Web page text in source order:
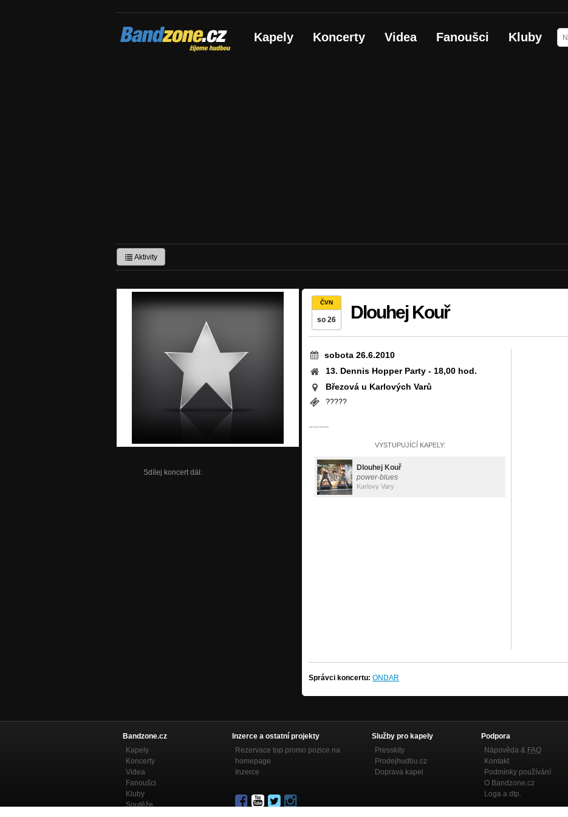
Bandzone.cz
žijeme hudbou Kapely Koncerty Videa Fanoušci Kluby
Aktivity
Sdílej koncert dál:
ČVN
so 26 Dlouhej Kouř
sobota 26.6.2010
13. Dennis Hopper Party - 18,00 hod.
Březová u Karlových Varů
?????
...........
VYSTUPUJÍCÍ KAPELY:
Dlouhej Kouř
power-blues
Karlovy Vary
Správci koncertu: ONDAR
Bandzone.cz
Kapely
Koncerty
Videa
Fanoušci
Kluby
Soutěže
Inzerce a ostatní projekty
Rezervace top promo pozice na
homepage
Inzerce
Služby pro kapely
Presskity
Prodejhudbu.cz
Doprava kapel
Podpora
Nápověda & FAQ
Kontakt
Podmínky používání
O Bandzone.cz
Loga a dtp.